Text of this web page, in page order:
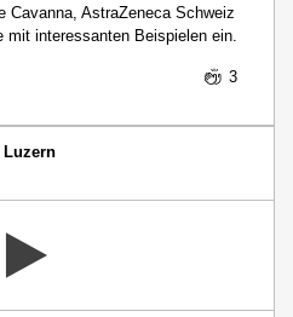
Cavanna, AstraZeneca Schweiz
mit interessanten Beispielen ein.
3
Luzern